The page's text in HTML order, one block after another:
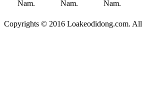
Copyrights © 2016 Loakeodidong.com. All